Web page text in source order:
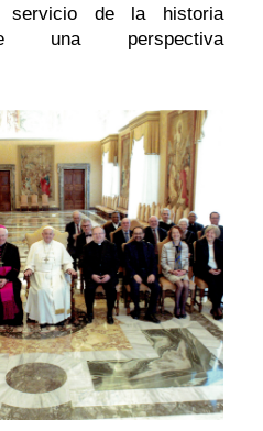
de la historia
una perspectiva